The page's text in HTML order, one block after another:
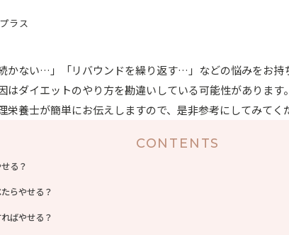
ラス
続かない…」「リバウンドを繰り返す…」などの悩みをお
はダイエットのやり方を勘違いしている可能性がありま
栄養士が簡単にお伝えしますので、是非参考にしてみてく
CONTENTS
る？
らやせる？
ばやせる？